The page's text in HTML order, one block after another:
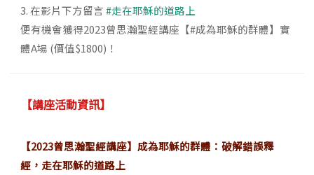
3. 在影片下方留言#走在耶穌的道路上
便有機會獲得2023曾思瀚聖經講座【#成為耶穌的群體】實
體A場 (價值$1800)！
【講座活動資訊】
【2023曾思瀚聖經講座】成為耶穌的群體：破解錯誤釋
經，走在耶穌的道路上